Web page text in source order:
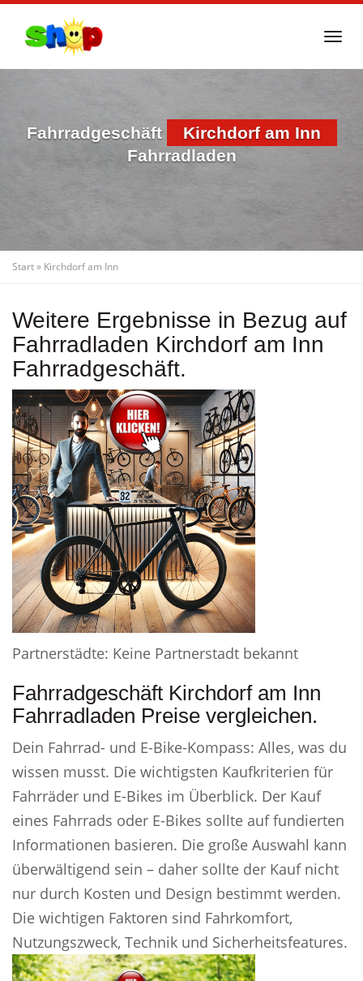
Fahrradgeschäft
Kirchdorf am Inn
Fahrradladen
Start» Kirchdorf am Inn
Weitere Ergebnisse in Bezug auf
Fahrradladen Kirchdorf am Inn
Fahrradgeschäft.
Partnerstädte: Keine Partnerstadt bekannt
Fahrradgeschäft Kirchdorf am Inn
Fahrradladen Preise vergleichen.
Dein Fahrrad- und E-Bike-Kompass: Alles, was du
wissen musst. Die wichtigsten Kaufkriterien für
Fahrräder und E-Bikes im Überblick. Der Kauf
eines Fahrrads oder E-Bikes sollte auf fundierten
Informationen basieren. Die große Auswahl kann
überwältigend sein – daher sollte der Kauf nicht
nur durch Kosten und Design bestimmt werden.
Die wichtigen Faktoren sind Fahrkomfort,
Nutzungszweck, Technik und Sicherheitsfeatures.